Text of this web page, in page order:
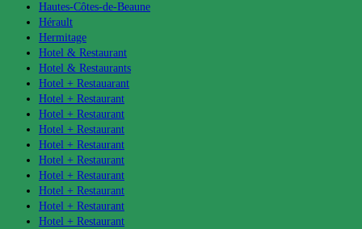
Hautes-Côtes-de-Beaune
Hérault
Hermitage
Hotel & Restaurant
Hotel & Restaurants
Hotel + Restauarant
Hotel + Restaurant
Hotel + Restaurant
Hotel + Restaurant
Hotel + Restaurant
Hotel + Restaurant
Hotel + Restaurant
Hotel + Restaurant
Hotel + Restaurant
Hotel + Restaurant